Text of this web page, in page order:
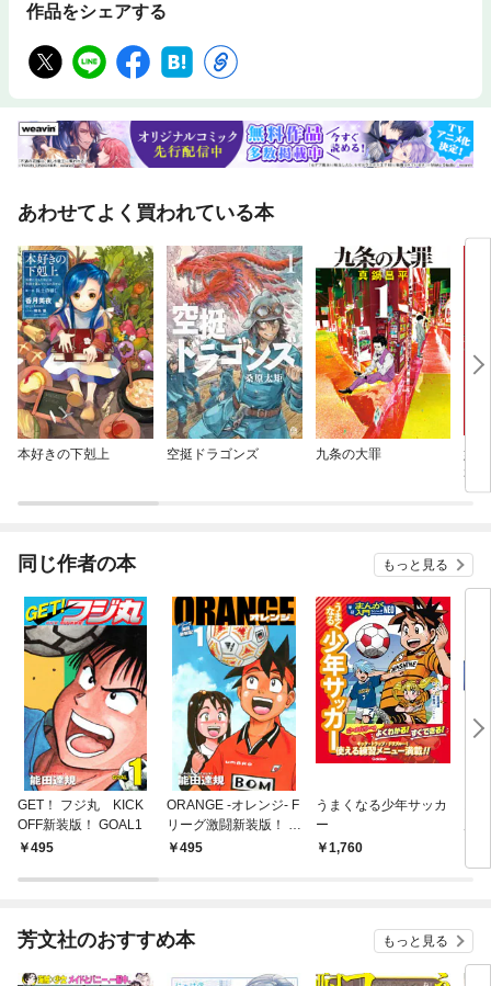
作品をシェアする
あわせてよく買われている本
本好きの下剋上 空挺ドラゴンズ 九条の大罪
婚
37
同じ作者の本 もっと見る
GET！ フジ丸 KICK
OFF新装版！ GOAL1
495
ORANGE -オレンジ- F
リーグ激闘新装版！ 第
１巻495
うまくなる少年サッカ
ー
1,760
芳文社のおすすめ本 もっと見る